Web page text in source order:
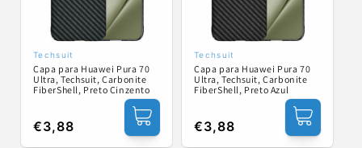
Fornecedor:
Techsuit
Capa para Huawei Pura 70
Ultra, Techsuit, Carbonite
FiberShell, Preto Cinzento
Preço
€3,88
Fornecedor:
Techsuit
Capa para Huawei Pura 70
Ultra, Techsuit, Carbonite
FiberShell, Preto Azul
Preço
€3,88